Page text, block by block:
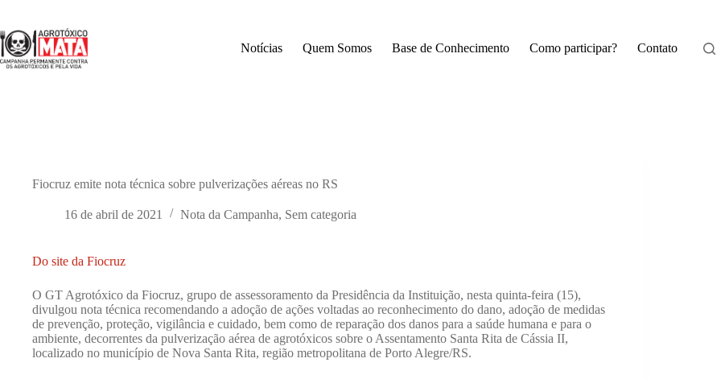
o
conteúdo
Notícias Quem Somos Base de Conhecimento Como participar? Contato
Fiocruz emite nota técnica sobre pulverizações aéreas no RS
16 de abril de 2021 Nota da Campanha, Sem categoria
Do site da Fiocruz
O GT Agrotóxico da Fiocruz, grupo de assessoramento da Presidência da Instituição, nesta quinta-feira (15),
divulgou nota técnica recomendando a adoção de ações voltadas ao reconhecimento do dano, adoção de medidas
de prevenção, proteção, vigilância e cuidado, bem como de reparação dos danos para a saúde humana e para o
ambiente, decorrentes da pulverização aérea de agrotóxicos sobre o Assentamento Santa Rita de Cássia II,
localizado no município de Nova Santa Rita, região metropolitana de Porto Alegre/RS.